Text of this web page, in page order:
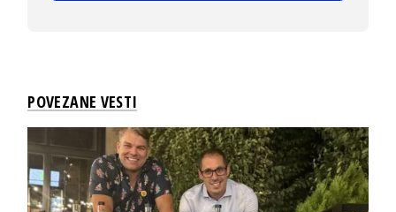
POVEZANE VESTI